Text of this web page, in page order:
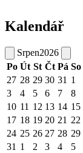
Kalendář
Srpen2026
Po Út St Čt Pá So
27 28 29 30 31 1
3
4 5 6 7 8
10 11 12 13 14 15
17 18 19 20 21 22
24 25 26 27 28 29
31 1 2 3 4 5